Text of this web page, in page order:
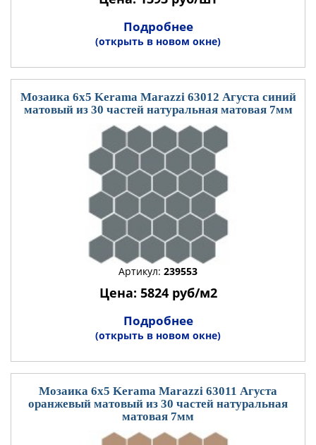
Подробнее
(открыть в новом окне)
Мозаика 6x5 Kerama Marazzi 63012 Агуста синий
матовый из 30 частей натуральная матовая 7мм
Артикул: 239553
Цена: 5824 руб/м2
Подробнее
(открыть в новом окне)
Мозаика 6x5 Kerama Marazzi 63011 Агуста
оранжевый матовый из 30 частей натуральная
матовая 7мм